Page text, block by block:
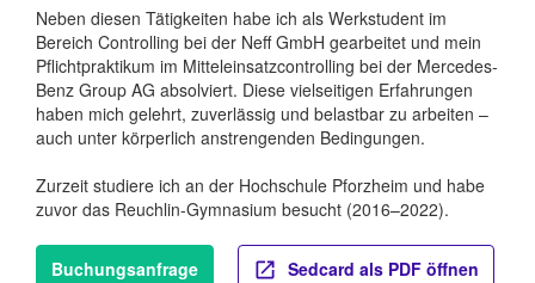
Neben diesen Tätigkeiten habe ich als Werkstudent im
Bereich Controlling bei der Neff GmbH gearbeitet und mein
Pflichtpraktikum im Mitteleinsatzcontrolling bei der Mercedes-
Benz Group AG absolviert. Diese vielseitigen Erfahrungen
haben mich gelehrt, zuverlässig und belastbar zu arbeiten –
auch unter körperlich anstrengenden Bedingungen.
Zurzeit studiere ich an der Hochschule Pforzheim und habe
zuvor das Reuchlin-Gymnasium besucht (2016–2022).
Buchungsanfrage Sedcard als PDF öffnen